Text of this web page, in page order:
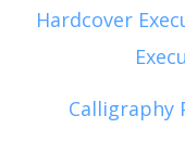
Hardcover
Calligraphy